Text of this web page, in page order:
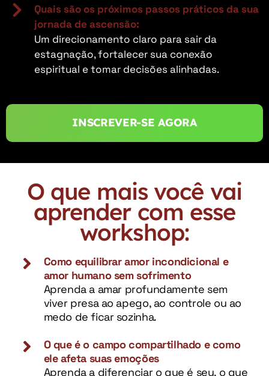
Quais são os próximos passos práticos da sua
jornada de ascensão:
Um direcionamento claro para sair da
estagnação, fortalecer sua conexão
espiritual e tomar decisões alinhadas.
INSCREVER-SE AGORA
O que mais você vai
aprender com esse
workshop:
Como equilibrar amor incondicional e
amor humano sem sofrimento
Aprenda a amar profundamente sem
viver presa ao apego, ao controle ou ao
medo de ficar sozinha.
O que é o campo compartilhado e como
ele afeta suas emoções
Aprenda a diferenciar o que é seu, o que